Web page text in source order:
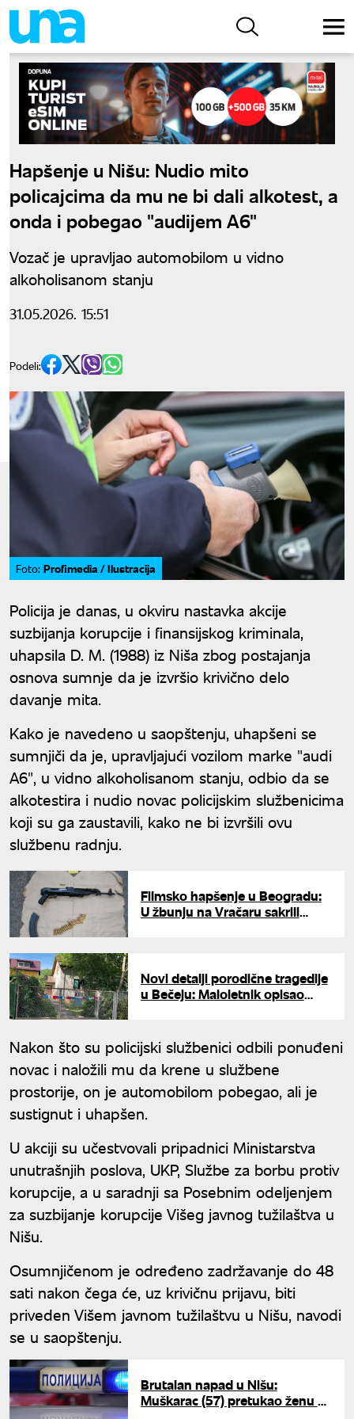
Hapšenje u Nišu: Nudio mito
policajcima da mu ne bi dali alkotest, a
onda i pobegao "audijem A6"
Vozač je upravljao automobilom u vidno
alkoholisanom stanju
31.05.2026. 15:51
Podeli:
Foto: Profimedia / Ilustracija
Policija je danas, u okviru nastavka akcije
suzbijanja korupcije i finansijskog kriminala,
uhapsila D. M. (1988) iz Niša zbog postajanja
osnova sumnje da je izvršio krivično delo
davanje mita.
Kako je navedeno u saopštenju, uhapšeni se
sumnjiči da je, upravljajući vozilom marke "audi
A6", u vidno alkoholisanom stanju, odbio da se
alkotestira i nudio novac policijskim službenicima
koji su ga zaustavili, kako ne bi izvršili ovu
službenu radnju.
Filmsko hapšenje u Beogradu:
U žbunju na Vračaru sakrili
Novi detalji porodične tragedije
u Bečeju: Maloletnik opisao
Nakon što su policijski službenici odbili ponuđeni
novac i naložili mu da krene u službene
prostorije, on je automobilom pobegao, ali je
sustignut i uhapšen.
U akciji su učestvovali pripadnici Ministarstva
unutrašnjih poslova, UKP, Službe za borbu protiv
korupcije, a u saradnji sa Posebnim odeljenjem
za suzbijanje korupcije Višeg javnog tužilaštva u
Nišu.
Osumnjičenom je određeno zadržavanje do 48
sati nakon čega će, uz krivičnu prijavu, biti
priveden Višem javnom tužilaštvu u Nišu, navodi
se u saopštenju.
Brutalan napad u Nišu:
Muškarac (57) pretukao ženu u